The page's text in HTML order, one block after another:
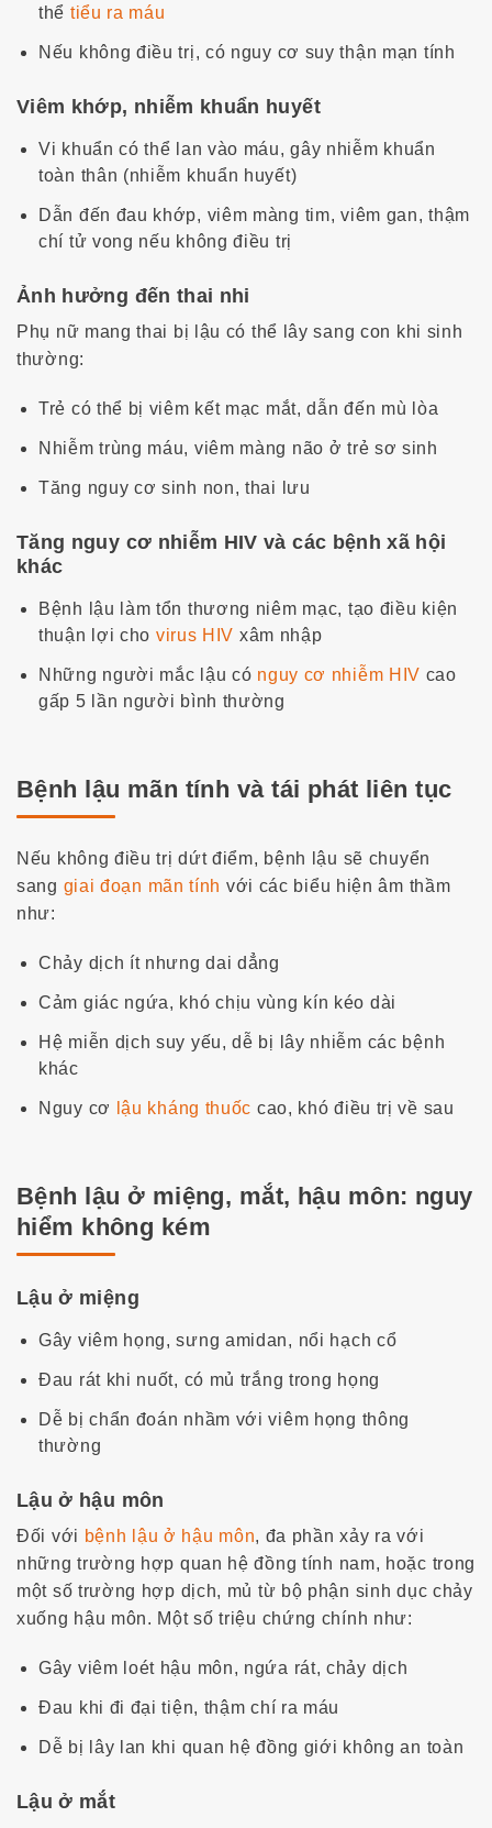
thể tiểu ra máu
Nếu không điều trị, có nguy cơ suy thận mạn tính
Viêm khớp, nhiễm khuẩn huyết
Vi khuẩn có thể lan vào máu, gây nhiễm khuẩn
toàn thân (nhiễm khuẩn huyết)
Dẫn đến đau khớp, viêm màng tim, viêm gan, thậm
chí tử vong nếu không điều trị
Ảnh hưởng đến thai nhi
Phụ nữ mang thai bị lậu có thể lây sang con khi sinh
thường:
Trẻ có thể bị viêm kết mạc mắt, dẫn đến mù lòa
Nhiễm trùng máu, viêm màng não ở trẻ sơ sinh
Tăng nguy cơ sinh non, thai lưu
Tăng nguy cơ nhiễm HIV và các bệnh xã hội
khác
Bệnh lậu làm tổn thương niêm mạc, tạo điều kiện
thuận lợi cho virus HIV xâm nhập
Những người mắc lậu có nguy cơ nhiễm HIV cao
gấp 5 lần người bình thường
Bệnh lậu mãn tính và tái phát liên tục
Nếu không điều trị dứt điểm, bệnh lậu sẽ chuyển
sang giai đoạn mãn tính với các biểu hiện âm thầm
như:
Chảy dịch ít nhưng dai dẳng
Cảm giác ngứa, khó chịu vùng kín kéo dài
Hệ miễn dịch suy yếu, dễ bị lây nhiễm các bệnh
khác
Nguy cơ lậu kháng thuốc cao, khó điều trị về sau
Bệnh lậu ở miệng, mắt, hậu môn: nguy
hiểm không kém
Lậu ở miệng
Gây viêm họng, sưng amidan, nổi hạch cổ
Đau rát khi nuốt, có mủ trắng trong họng
Dễ bị chẩn đoán nhầm với viêm họng thông
thường
Lậu ở hậu môn
Đối với bệnh lậu ở hậu môn, đa phần xảy ra với
những trường hợp quan hệ đồng tính nam, hoặc trong
một số trường hợp dịch, mủ từ bộ phận sinh dục chảy
xuống hậu môn. Một số triệu chứng chính như:
Gây viêm loét hậu môn, ngứa rát, chảy dịch
Đau khi đi đại tiện, thậm chí ra máu
Dễ bị lây lan khi quan hệ đồng giới không an toàn
Lậu ở mắt